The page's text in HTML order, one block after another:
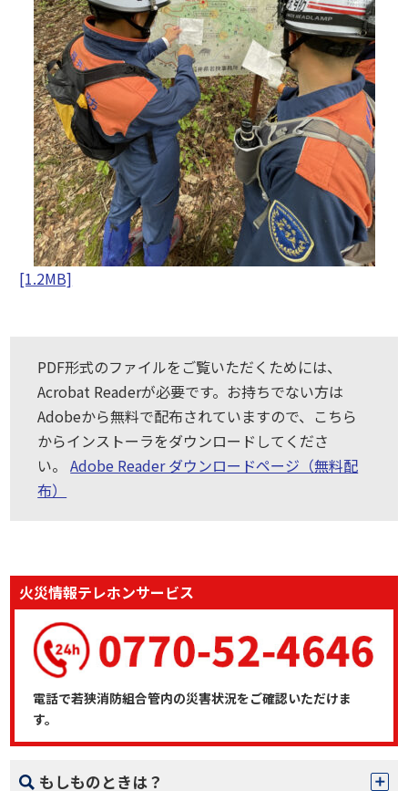
[1.2MB]
PDF形式のファイルをご覧いただくためには、
Acrobat Readerが必要です。お持ちでない方は
Adobeから無料で配布されていますので、こちら
からインストーラをダウンロードしてくださ
い。Adobe Reader ダウンロードページ（無料配
布）
火災情報テレホンサービス
電話で若狭消防組合管内の災害状況をご確認いただけま
す。
もしものときは？